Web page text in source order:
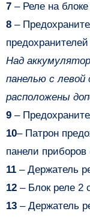
7– Реле на
8–
Над
панелью с
расположены
9–
10– Патрон
панели
11– Держатель
12– Блок реле 2
13– Держатель